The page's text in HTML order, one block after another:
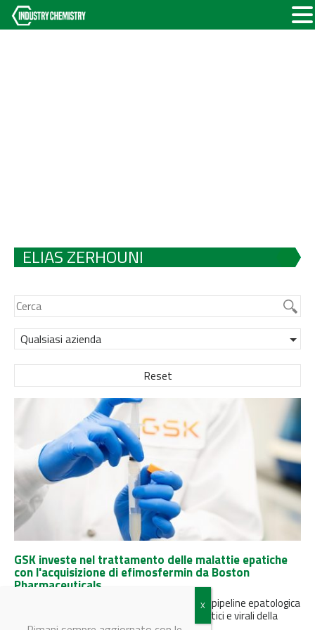
ELIAS ZERHOUNI
Qualsiasi azienda
Reset
GSK investe nel trattamento delle malattie epatiche
con l'acquisizione di efimosfermin da Boston
Pharmaceuticals
L'operazione espande significativamente la pipeline epatologica
di GSK mirata ad affrontare i fattori steatotici e virali della